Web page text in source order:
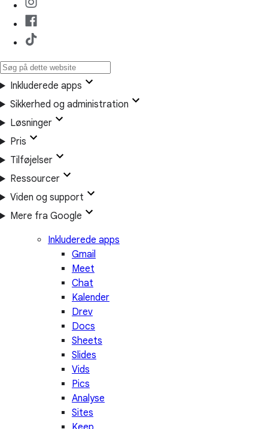
Inkluderede apps
Sikkerhed og administration
Løsninger
Pris
Tilføjelser
Ressourcer
Viden og support
Mere fra Google
Inkluderede apps
Gmail
Meet
Chat
Kalender
Drev
Docs
Sheets
Slides
Vids
Pics
Analyse
Sites